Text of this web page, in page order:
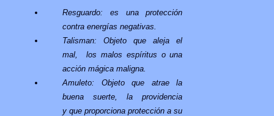
Resguardo: es una protección
contra energías negativas.
Talisman: Objeto que aleja el
mal, los malos espíritus o una
acción mágica maligna.
Amuleto: Objeto que atrae la
buena suerte, la providencia
y que proporciona protección a su